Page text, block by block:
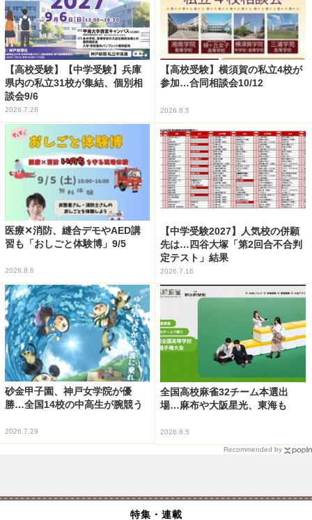
【高校受験】【中学受験】兵庫
県内の私立31校が集結、個別相
談会9/6
2026.7.28
【高校受験】横須賀の私立4校が
参加…合同相談会10/12
2026.8.5
医療✕消防、縫合デモやAED講
習も「おしごと体験博」9/5
2026.8.6
【中学受験2027】人気校の併願
先は…四谷大塚「第2回合不合判
定テスト」結果
2026.7.16
砂金甲子園、神戸女学院が優
勝…全国14校の中高生が腕競う
2026.7.29
全国高校麻雀32チーム本選出
場…麻布や大阪星光、東海も
2026.8.5
Recommended by
特集・連載